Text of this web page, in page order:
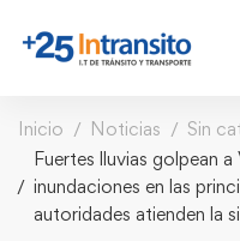
Inicio Noticias
Sin
Fuertes lluvias golpean
inundaciones en las
autoridades atienden la